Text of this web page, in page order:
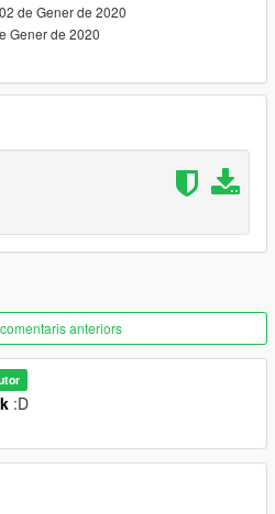
by VovkaProdigy
FiveM и Rage MP, строго через
.
02 de Gener de 2020
Gener de 2020
anteriors
:D